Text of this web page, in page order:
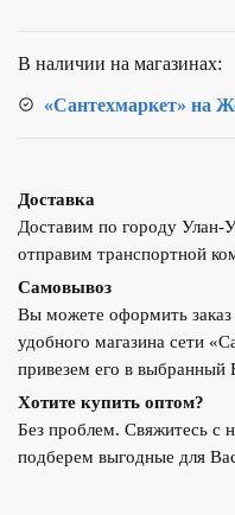
В наличии на магазинах:
«Сантехмаркет» на
Доставка
Доставим по городу
отправим транспортной
Самовывоз
Вы можете оформить заказ
удобного магазина сети
привезем его в выбранный
Хотите купить оптом?
Без проблем. Свяжитесь
подберем выгодные для